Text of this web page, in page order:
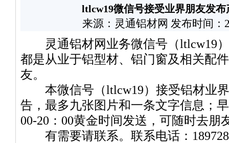
ltlcw19微信号接受业界朋友发
来源：灵通铝材网 发布时间：
灵通铝材网业务微信号（ltlcw19）
都是从业于铝型材、铝门窗及相关配
友。
本微信号（ltlcw19）接受铝材业界
告，最多九张图片和一条文字信息；
00-20：00黄金时间发送，可随时去朋
有需要请联系。联系电话：